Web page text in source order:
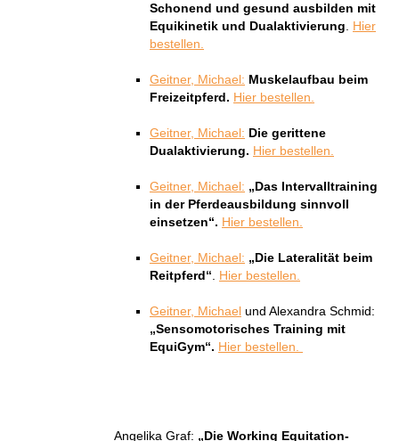
Schonend und gesund ausbilden mit
Equikinetik und Dualaktivierung
Hier
bestellen.
Geitner, Michael: Muskelaufbau beim
Freizeitpferd. Hier bestellen.
Geitner, Michael: Die gerittene
Dualaktivierung. Hier bestellen.
Geitner, Michael: „Das Intervalltraining
in der Pferdeausbildung sinnvoll
einsetzen“. Hier bestellen.
Geitner, Michael: „Die Lateralität beim
Reitpferd“
Hier bestellen.
Geitner, Michael und Alexandra Schmid:
„Sensomotorisches Training mit
EquiGym“. Hier bestellen.
Angelika Graf: „Die Working Equitation-